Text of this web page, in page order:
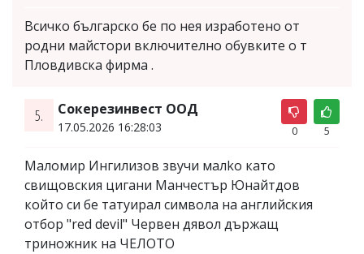
Всичко българско бе по нея изработено от
родни майстори включително обувките о т
Пловдивска фирма .
5. Сокерезинвест ООД
17.05.2026 16:28:03 0 5
Маломир Ингилизов звучи малkо като
свищовския цигани Манчестър Юнайтдов
който си бе татуирал символа на английския
отбор "red devil" Червен дявол държащ
триножник на ЧЕЛОТО